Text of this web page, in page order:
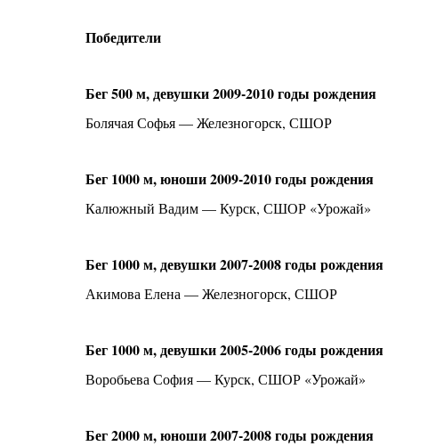
Победители
Бег 500 м, девушки 2009-2010 годы рождения
Болячая Софья — Железногорск, СШОР
Бег 1000 м, юноши 2009-2010 годы рождения
Калюжный Вадим — Курск, СШОР «Урожай»
Бег 1000 м, девушки 2007-2008 годы рождения
Акимова Елена — Железногорск, СШОР
Бег 1000 м, девушки 2005-2006 годы рождения
Воробьева София — Курск, СШОР «Урожай»
Бег 2000 м, юноши 2007-2008 годы рождения